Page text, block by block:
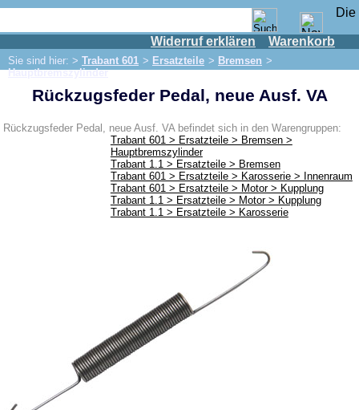
Widerruf erklären Warenkorb
Sie sind hier: > Trabant 601 > Ersatzteile > Bremsen >
Hauptbremszylinder
IFA Motor
IFA-Fahrzeuge
Ersatzteile
Auspuff
Bremsen
Bremse vorn
Anlasser
Lichtmaschine
Rückzugsfeder Pedal, neue Ausf. VA
Rückzugsfeder Pedal, neue Ausf. VA befindet sich in den Warengruppen:
Trabant 601 > Ersatzteile > Bremsen >
Hauptbremszylinder
Trabant 1.1 > Ersatzteile > Bremsen
Trabant 601 > Ersatzteile > Karosserie > Innenraum
Trabant 601 > Ersatzteile > Motor > Kupplung
Trabant 1.1 > Ersatzteile > Motor > Kupplung
Trabant 1.1 > Ersatzteile > Karosserie